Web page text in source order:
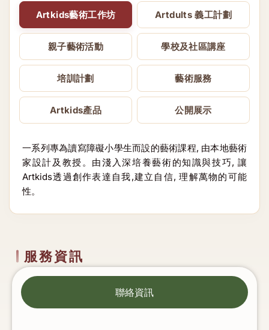
Artkids藝術工作坊 Artdults 義工計劃
親子藝術活動 學校及社區講座
培訓計劃 藝術服務
Artkids產品 公開展示
一系列專為讀寫障礙小學生而設的藝術課程, 由本地藝術
家設計及教授。由淺入深培養藝術的知識與技巧, 讓
Artkids透過創作表達自我,建立自信, 理解萬物的可能
性。
服務資訊
聯絡資訊